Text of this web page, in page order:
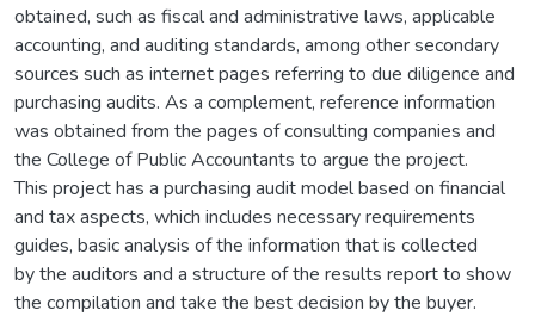
obtained, such as fiscal and administrative laws, applicable
accounting, and auditing standards, among other secondary
sources such as internet pages referring to due diligence and
purchasing audits. As a complement, reference information
was obtained from the pages of consulting companies and
the College of Public Accountants to argue the project.
This project has a purchasing audit model based on financial
and tax aspects, which includes necessary requirements
guides, basic analysis of the information that is collected
by the auditors and a structure of the results report to show
the compilation and take the best decision by the buyer.